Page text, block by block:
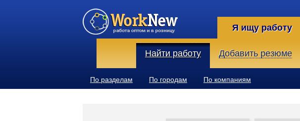
Я ищу работу
Найти работу Добавить резюме
По разделам По городам По компаниям